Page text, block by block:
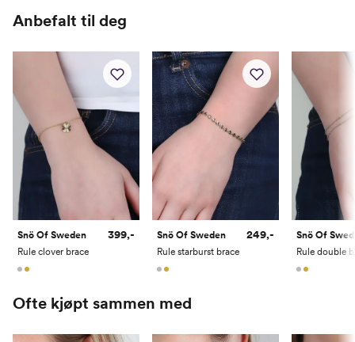
Anbefalt til deg
Snö Of Sweden
Rule clover brace
399,-
Snö Of Sweden
Rule starburst brace
249,-
Snö Of
Rule double
Ofte kjøpt sammen med